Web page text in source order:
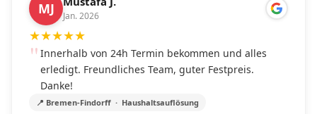
MJ Jan. 2026
★★★★★
Innerhalb von 24h Termin bekommen und alles
erledigt. Freundliches Team, guter Festpreis.
Danke!
📍 Bremen-Findorff · Haushaltsauflösung